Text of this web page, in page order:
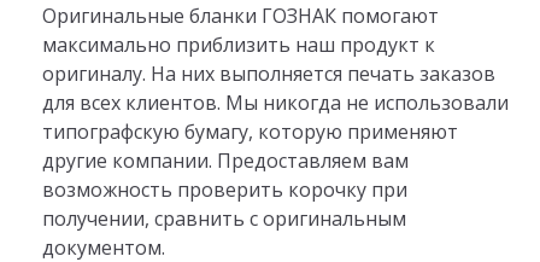
Оригинальные бланки ГОЗНАК помогают
максимально приблизить наш продукт к
оригиналу. На них выполняется печать заказов
для всех клиентов. Мы никогда не использовали
типографскую бумагу, которую применяют
другие компании. Предоставляем вам
возможность проверить корочку при
получении, сравнить с оригинальным
документом.